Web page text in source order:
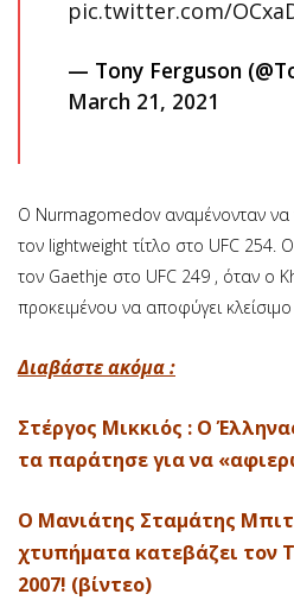
pic.twitter.com/
— Tony Ferguson
March 21, 2021
Ο Nurmagomedov αναμένονταν να
τον lightweight τίτλο στο UFC
τον Gaethje στο UFC 249 , όταν ο
προκειμένου να αποφύγει
Διαβάστε ακόμα :
Στέργος Μικκιός : Ο
τα παράτησε για να
Ο Μανιάτης Σταμάτης
χτυπήματα κατεβάζει τον
2007! (βίντεο)